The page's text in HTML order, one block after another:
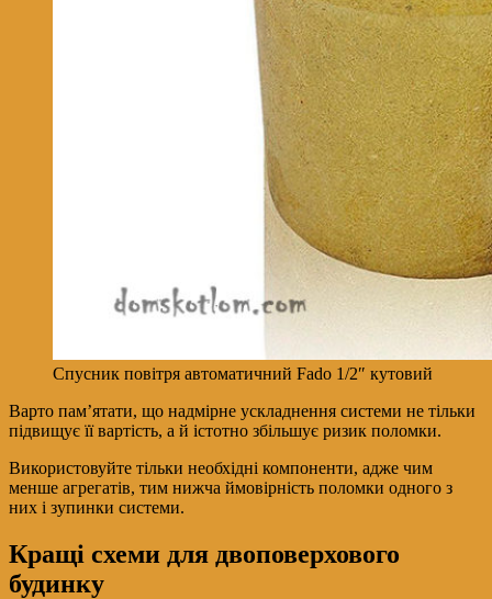
Спусник повітря автоматичний Fado 1/2″ кутовий
Варто пам’ятати, що надмірне ускладнення системи не тільки
підвищує її вартість, а й істотно збільшує ризик поломки.
Використовуйте тільки необхідні компоненти, адже чим
менше агрегатів, тим нижча ймовірність поломки одного з
них і зупинки системи.
Кращі схеми для двоповерхового
будинку